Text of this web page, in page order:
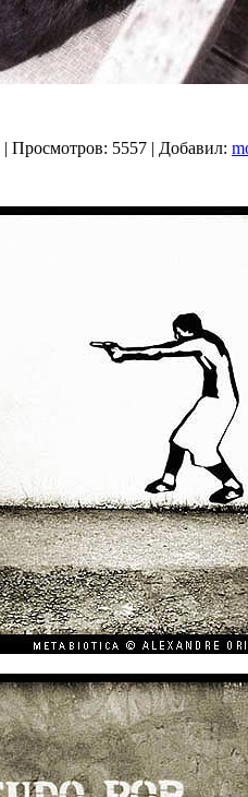
| Просмотров: 5557 | Добавил: